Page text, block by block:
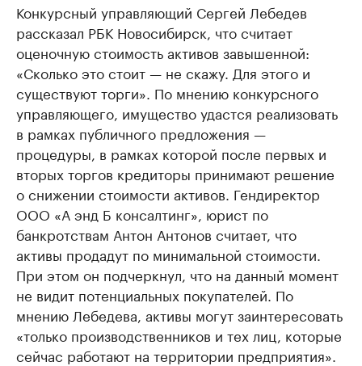
Конкурсный управляющий Сергей Лебедев
рассказал РБК Новосибирск, что считает
оценочную стоимость активов завышенной:
«Сколько это стоит — не скажу. Для этого и
существуют торги». По мнению конкурсного
управляющего, имущество удастся реализовать
в рамках публичного предложения —
процедуры, в рамках которой после первых и
вторых торгов кредиторы принимают решение
о снижении стоимости активов. Гендиректор
ООО «А энд Б консалтинг», юрист по
банкротствам Антон Антонов считает, что
активы продадут по минимальной стоимости.
При этом он подчеркнул, что на данный момент
не видит потенциальных покупателей. По
мнению Лебедева, активы могут заинтересовать
«только производственников и тех лиц, которые
сейчас работают на территории предприятия».